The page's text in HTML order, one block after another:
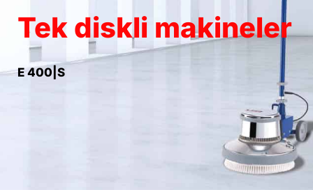
Tek diskli makineler
E 400|S